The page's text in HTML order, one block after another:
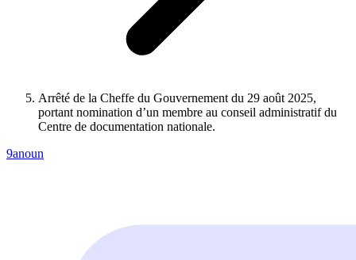
Arrêté de la Cheffe du Gouvernement du 29 août 2025,
portant nomination d’un membre au conseil administratif du
Centre de documentation nationale.
9anoun